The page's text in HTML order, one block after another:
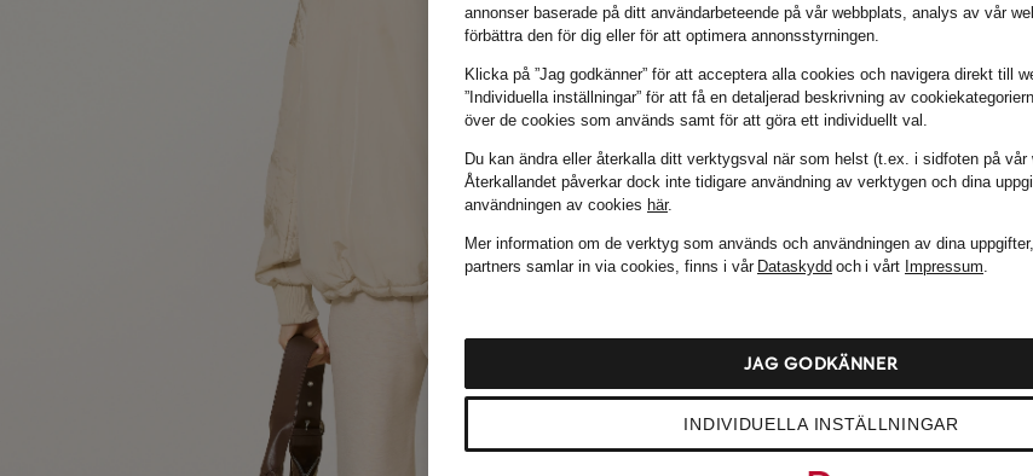
annonser baserade på ditt användarbeteende på vår webbplats, analys av vår
förbättra den för dig eller för att optimera annonsstyrningen.
Klicka på ”Jag godkänner” för att acceptera alla cookies och navigera direkt till
”Individuella inställningar” för att få en detaljerad beskrivning av
över de cookies som används samt för att göra ett individuellt val.
Du kan ändra eller återkalla ditt verktygsval när som helst (t.ex. i sidfoten på vår
Återkallandet påverkar dock inte tidigare användning av verktygen och dina
användningen av cookies här.
Mer information om de verktyg som används och användningen av dina
partners samlar in via cookies, finns i vår Dataskydd och i vårt Impressum.
INDIVIDUELLA INSTÄLLNINGAR
JAG GODKÄNNER